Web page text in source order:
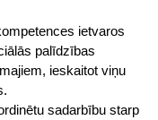
ietvaros
palīdzības
ieskaitot viņu
sadarbību starp